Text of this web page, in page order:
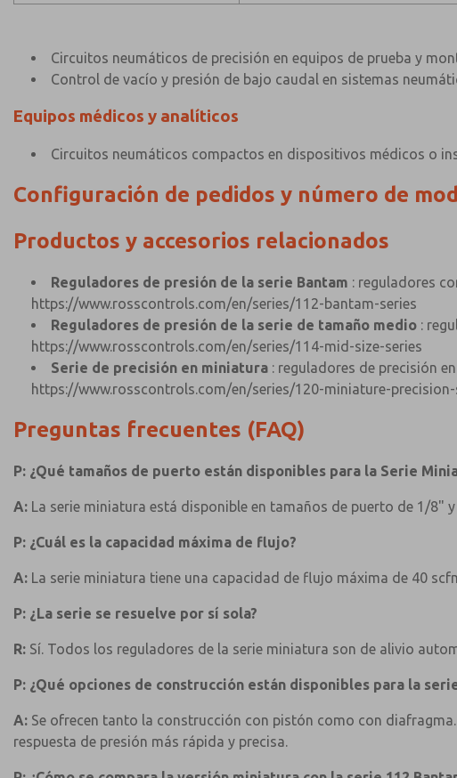
Circuitos neumáticos de precisión en equipos de prueba y
Control de vacío y presión de bajo caudal en sistemas
Equipos médicos y analíticos
Circuitos neumáticos compactos en dispositivos médicos o
Configuración de pedidos y número de
Productos y accesorios relacionados
Reguladores de presión de la serie Bantam : reguladores
https://www.rosscontrols.com/en/series/112-bantam-series
Reguladores de presión de la serie de tamaño medio :
https://www.rosscontrols.com/en/series/114-mid-size-series
Serie de precisión en miniatura : reguladores de precisión
https://www.rosscontrols.com/en/series/120-miniature-precision-
Preguntas frecuentes (FAQ)
P: ¿Qué tamaños de puerto están disponibles para la Serie
A: La serie miniatura está disponible en tamaños de puerto de 1/8"
P: ¿Cuál es la capacidad máxima de flujo?
A: La serie miniatura tiene una capacidad de flujo máxima de 40
P: ¿La serie se resuelve por sí sola?
R: Sí. Todos los reguladores de la serie miniatura son de alivio
P: ¿Qué opciones de construcción están disponibles para la
A: Se ofrecen tanto la construcción con pistón como con
respuesta de presión más rápida y precisa.